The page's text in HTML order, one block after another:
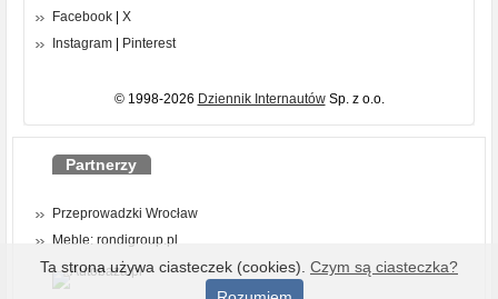
Facebook | X
Instagram | Pinterest
© 1998-2026 Dziennik InternautówSp. z o.o.
Partnerzy
Przeprowadzki Wrocław
Meble: rondigroup.pl
Ta strona używa ciasteczek (cookies). Czym są ciasteczka?